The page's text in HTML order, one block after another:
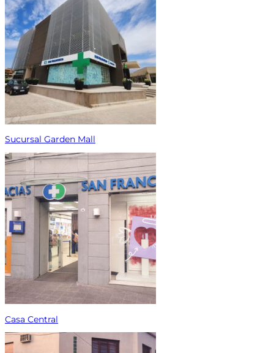
Sucursal Garden Mall
Casa Central